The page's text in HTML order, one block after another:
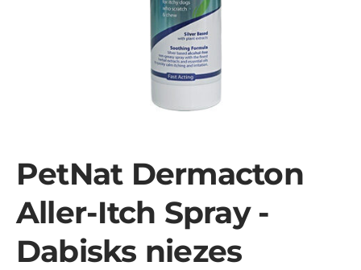
PetNat Dermacton
Aller-Itch Spray -
Dabisks niezes